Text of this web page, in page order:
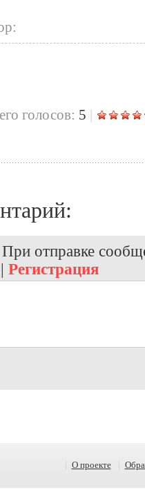
голосов: 5 |
отправке
| Регистрация
О проекте